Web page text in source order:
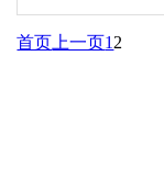
首页 上一页1 2